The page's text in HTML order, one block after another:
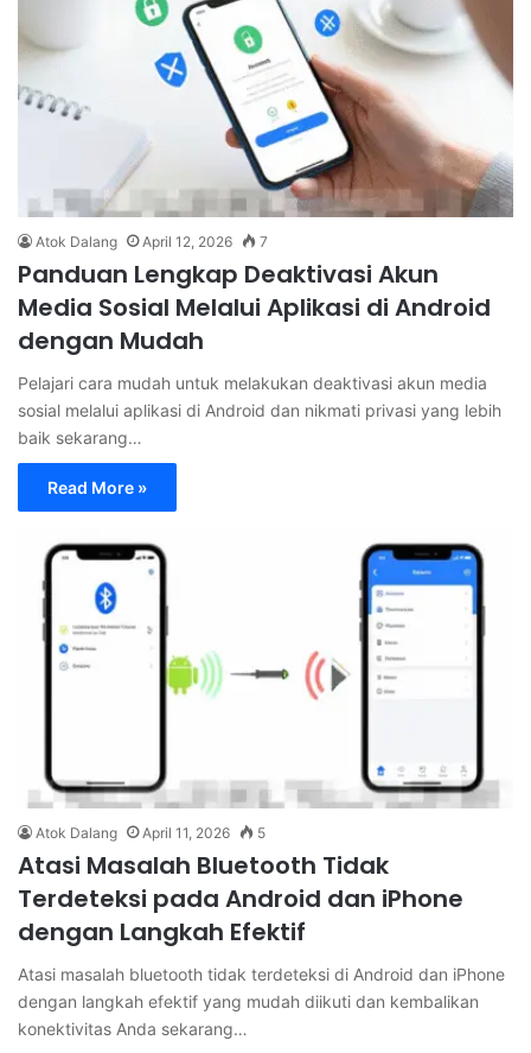
Atok Dalang April 12, 2026 7
Panduan Lengkap Deaktivasi Akun
Media Sosial Melalui Aplikasi di Android
dengan Mudah
Pelajari cara mudah untuk melakukan deaktivasi akun media
sosial melalui aplikasi di Android dan nikmati privasi yang lebih
baik sekarang…
Read More »
Atok Dalang April 11, 2026 5
Atasi Masalah Bluetooth Tidak
Terdeteksi pada Android dan iPhone
dengan Langkah Efektif
Atasi masalah bluetooth tidak terdeteksi di Android dan iPhone
dengan langkah efektif yang mudah diikuti dan kembalikan
konektivitas Anda sekarang…